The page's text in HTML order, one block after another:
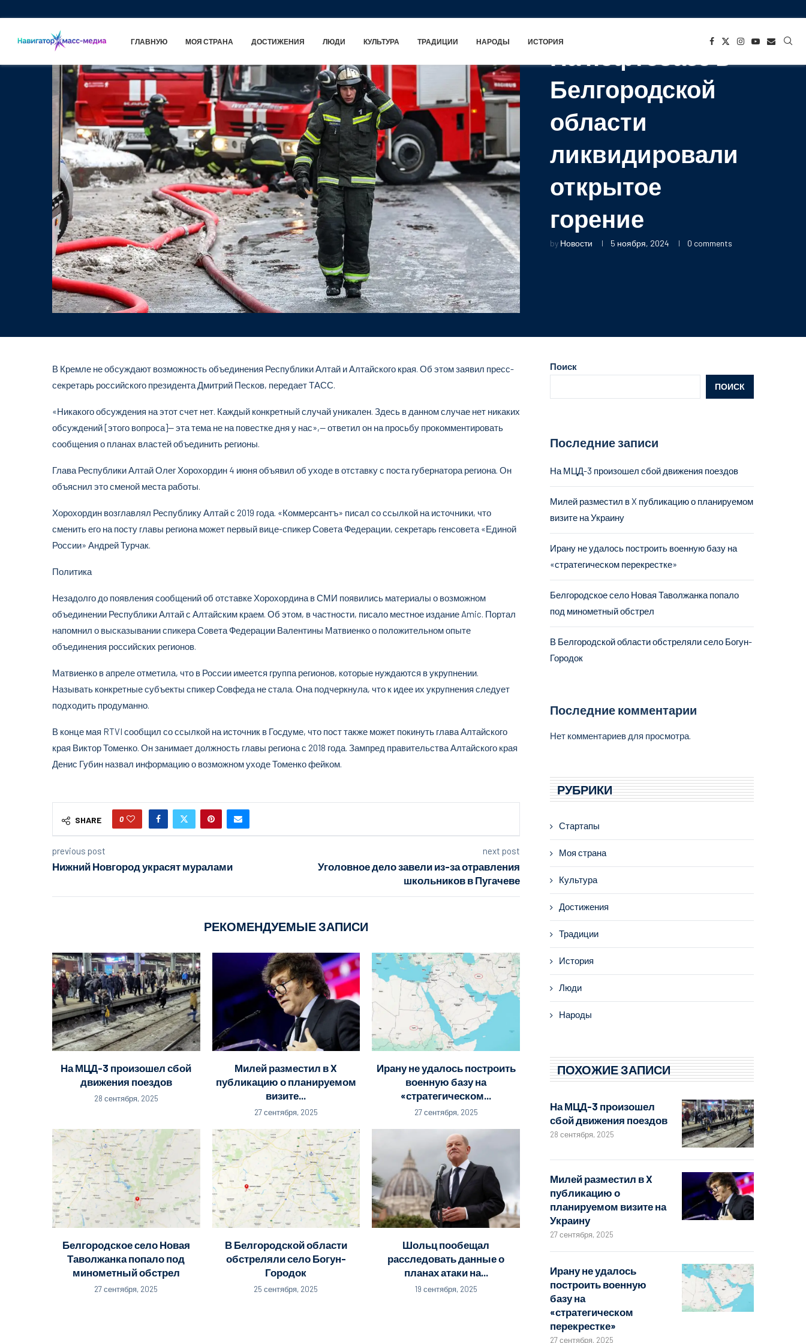
ГЛАВНУЮ МОЯ СТРАНА ДОСТИЖЕНИЯ ЛЮДИ КУЛЬТУРА ТРАДИЦИИ НАРОДЫ ИСТОРИЯ
Белгородской
области
ликвидировали
открытое
горение
by Новости 5 ноября, 2024 0 comments
В Кремле не обсуждают возможность объединения Республики Алтай и Алтайского края. Об этом заявил пресс-
секретарь российского президента Дмитрий Песков, передает ТАСС.
«Никакого обсуждения на этот счет нет. Каждый конкретный случай уникален. Здесь в данном случае нет никаких
обсуждений [этого вопроса]— эта тема не на повестке дня у нас»,— ответил он на просьбу прокомментировать
сообщения о планах властей объединить регионы.
Глава Республики Алтай Олег Хорохордин 4 июня объявил об уходе в отставку с поста губернатора региона. Он
объяснил это сменой места работы.
Хорохордин возглавлял Республику Алтай с 2019 года. «Коммерсантъ» писал со ссылкой на источники, что
сменить его на посту главы региона может первый вице-спикер Совета Федерации, секретарь генсовета «Единой
России» Андрей Турчак.
Политика
Незадолго до появления сообщений об отставке Хорохордина в СМИ появились материалы о возможном
объединении Республики Алтай с Алтайским краем. Об этом, в частности, писало местное издание Amic. Портал
напомнил о высказывании спикера Совета Федерации Валентины Матвиенко о положительном опыте
объединения российских регионов.
Матвиенко в апреле отметила, что в России имеется группа регионов, которые нуждаются в укрупнении.
Называть конкретные субъекты спикер Совфеда не стала. Она подчеркнула, что к идее их укрупнения следует
подходить продуманно.
В конце мая RTVI сообщил со ссылкой на источник в Госдуме, что пост также может покинуть глава Алтайского
края Виктор Томенко. Он занимает должность главы региона с 2018 года. Зампред правительства Алтайского края
Денис Губин назвал информацию о возможном уходе Томенко фейком.
SHARE 0
previous post
Нижний Новгород украсят муралами
next post
Уголовное дело завели из-за отравления
школьников в Пугачеве
РЕКОМЕНДУЕМЫЕ ЗАПИСИ
На МЦД-3 произошел сбой
движения поездов
28 сентября, 2025
Милей разместил в X
публикацию о планируемом
визите...
27 сентября, 2025
Ирану не удалось построить
военную базу на
«стратегическом...
27 сентября, 2025
Белгородское село Новая
Таволжанка попало под
минометный обстрел
27 сентября, 2025
В Белгородской области
обстреляли село Богун-
Городок
25 сентября, 2025
Шольц пообещал
расследовать данные о
планах атаки на...
19 сентября, 2025
Поиск
ПОИСК
Последние записи
На МЦД-3 произошел сбой движения поездов
Милей разместил в X публикацию о планируемом
визите на Украину
Ирану не удалось построить военную базу на
«стратегическом перекрестке»
Белгородское село Новая Таволжанка попало
под минометный обстрел
В Белгородской области обстреляли село Богун-
Городок
Последние комментарии
Нет комментариев для просмотра.
РУБРИКИ
Стартапы
Моя страна
Культура
Достижения
Традиции
История
Люди
Народы
ПОХОЖИЕ ЗАПИСИ
На МЦД-3 произошел
сбой движения поездов
28 сентября, 2025
Милей разместил в X
публикацию о
планируемом визите на
Украину
27 сентября, 2025
Ирану не удалось
построить военную
базу на
«стратегическом
перекрестке»
27 сентября, 2025